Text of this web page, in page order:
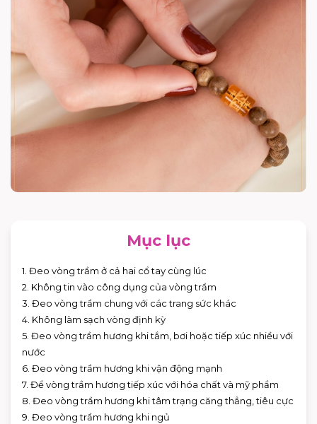
Mục lục
1. Đeo vòng trầm ở cả hai cổ tay cùng lúc
2. Không tin vào công dụng của vòng trầm
3. Đeo vòng trầm chung với các trang sức khác
4. Không làm sạch vòng định kỳ
5. Đeo vòng trầm hương khi tắm, bơi hoặc tiếp xúc nhiều với
nước
6. Đeo vòng trầm hương khi vận động mạnh
7. Để vòng trầm hương tiếp xúc với hóa chất và mỹ phẩm
8. Đeo vòng trầm hương khi tâm trạng căng thẳng, tiêu cực
9. Đeo vòng trầm hương khi ngủ